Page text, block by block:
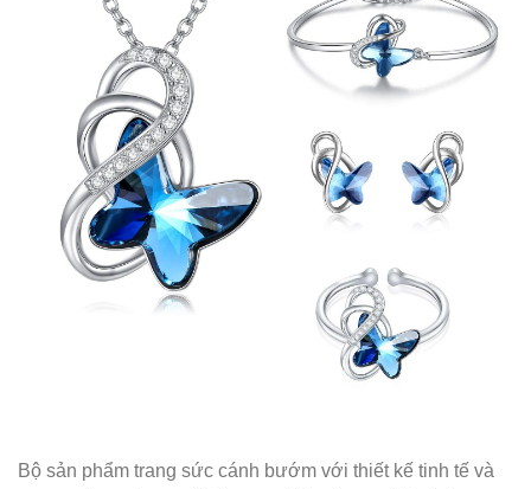
Bộ sản phẩm trang sức cánh bướm với thiết kế tinh tế và